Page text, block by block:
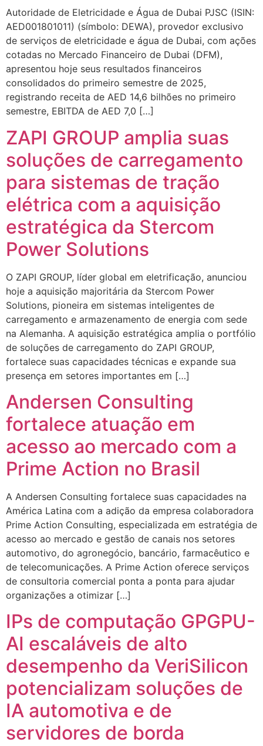
Autoridade de Eletricidade e Água de Dubai PJSC (ISIN:
AED001801011) (símbolo: DEWA), provedor exclusivo
de serviços de eletricidade e água de Dubai, com ações
cotadas no Mercado Financeiro de Dubai (DFM),
apresentou hoje seus resultados financeiros
consolidados do primeiro semestre de 2025,
registrando receita de AED 14,6 bilhões no primeiro
semestre, EBITDA de AED 7,0 […]
ZAPI GROUP amplia suas
soluções de carregamento
para sistemas de tração
elétrica com a aquisição
estratégica da Stercom
Power Solutions
O ZAPI GROUP, líder global em eletrificação, anunciou
hoje a aquisição majoritária da Stercom Power
Solutions, pioneira em sistemas inteligentes de
carregamento e armazenamento de energia com sede
na Alemanha. A aquisição estratégica amplia o portfólio
de soluções de carregamento do ZAPI GROUP,
fortalece suas capacidades técnicas e expande sua
presença em setores importantes em […]
Andersen Consulting
fortalece atuação em
acesso ao mercado com a
Prime Action no Brasil
A Andersen Consulting fortalece suas capacidades na
América Latina com a adição da empresa colaboradora
Prime Action Consulting, especializada em estratégia de
acesso ao mercado e gestão de canais nos setores
automotivo, do agronegócio, bancário, farmacêutico e
de telecomunicações. A Prime Action oferece serviços
de consultoria comercial ponta a ponta para ajudar
organizações a otimizar […]
IPs de computação GPGPU-
AI escaláveis ​​de alto
desempenho da VeriSilicon
potencializam soluções de
IA automotiva e de
servidores de borda